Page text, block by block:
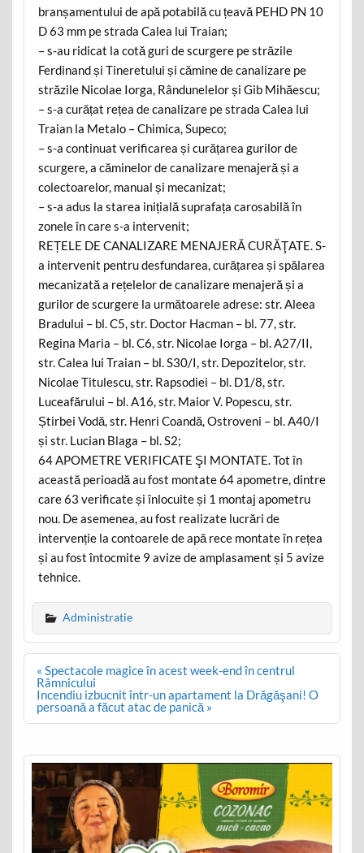
branșamentului de apă potabilă cu țeavă PEHD PN 10
D 63 mm pe strada Calea lui Traian;
– s-au ridicat la cotă guri de scurgere pe străzile
Ferdinand și Tineretului și cămine de canalizare pe
străzile Nicolae Iorga, Rândunelelor și Gib Mihăescu;
– s-a curățat rețea de canalizare pe strada Calea lui
Traian la Metalo – Chimica, Supeco;
– s-a continuat verificarea și curățarea gurilor de
scurgere, a căminelor de canalizare menajeră și a
colectoarelor, manual și mecanizat;
– s-a adus la starea inițială suprafața carosabilă în
zonele în care s-a intervenit;
REȚELE DE CANALIZARE MENAJERĂ CURĂŢATE. S-
a intervenit pentru desfundarea, curățarea și spălarea
mecanizată a rețelelor de canalizare menajeră și a
gurilor de scurgere la următoarele adrese: str. Aleea
Bradului – bl. C5, str. Doctor Hacman – bl. 77, str.
Regina Maria – bl. C6, str. Nicolae Iorga – bl. A27/II,
str. Calea lui Traian – bl. S30/I, str. Depozitelor, str.
Nicolae Titulescu, str. Rapsodiei – bl. D1/8, str.
Luceafărului – bl. A16, str. Maior V. Popescu, str.
Știrbei Vodă, str. Henri Coandă, Ostroveni – bl. A40/I
și str. Lucian Blaga – bl. S2;
64 APOMETRE VERIFICATE ŞI MONTATE. Tot în
această perioadă au fost montate 64 apometre, dintre
care 63 verificate și înlocuite și 1 montaj apometru
nou. De asemenea, au fost realizate lucrări de
intervenție la contoarele de apă rece montate în rețea
și au fost întocmite 9 avize de amplasament și 5 avize
tehnice.
Administratie
Post
navigation
« Spectacole magice în acest week-end în centrul
Râmnicului
Incendiu izbucnit într-un apartament la Drăgăşani! O
persoană a făcut atac de panică »